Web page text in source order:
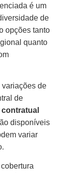
é um
de
opções tanto
quanto
de
de
disponíveis
variar